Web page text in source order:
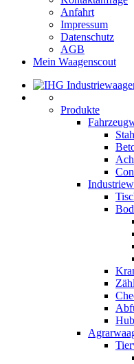
Anfahrt
Impressum
Datenschutz
AGB
Mein Waagenscout
Produkte